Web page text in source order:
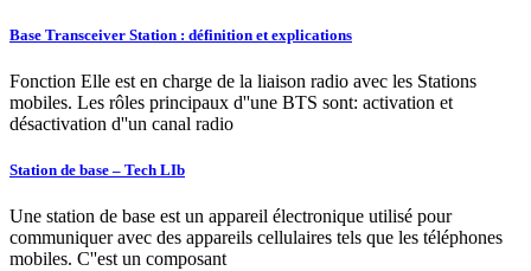
Base Transceiver Station : définition et explications
Fonction Elle est en charge de la liaison radio avec les Stations
mobiles. Les rôles principaux d''une BTS sont: activation et
désactivation d''un canal radio
Station de base – Tech LIb
Une station de base est un appareil électronique utilisé pour
communiquer avec des appareils cellulaires tels que les téléphones
mobiles. C''est un composant